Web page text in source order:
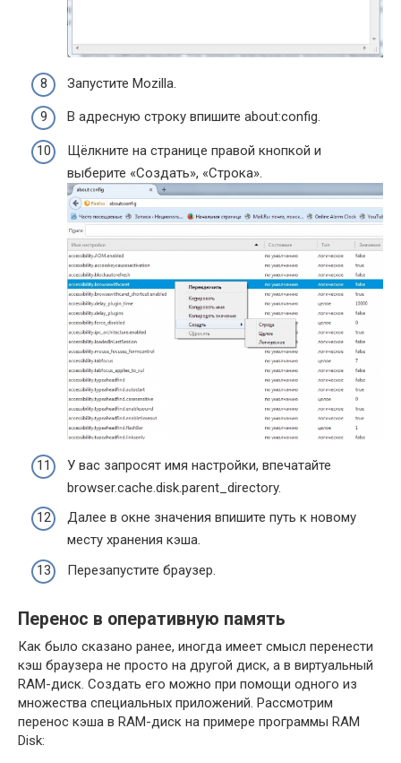
Запустите Mozilla.
В адресную строку впишите about:config.
Щёлкните на странице правой кнопкой и
выберите «Создать», «Строка».
У вас запросят имя настройки, впечатайте
browser.cache.disk.parent_directory.
Далее в окне значения впишите путь к новому
месту хранения кэша.
Перезапустите браузер.
Перенос в оперативную память
Как было сказано ранее, иногда имеет смысл перенести
кэш браузера не просто на другой диск, а в виртуальный
RAM-диск. Создать его можно при помощи одного из
множества специальных приложений. Рассмотрим
перенос кэша в RAM-диск на примере программы RAM
Disk: